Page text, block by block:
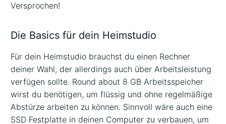
Versprochen!
Die Basics für dein Heimstudio
Für dein Heimstudio brauchst du einen Rechner
deiner Wahl, der allerdings auch über Arbeitsleistung
verfügen sollte. Round about 8 GB Arbeitsspeicher
wirst du benötigen, um flüssig und ohne regelmäßige
Abstürze arbeiten zu können. Sinnvoll wäre auch eine
SSD Festplatte in deinen Computer zu verbauen, um